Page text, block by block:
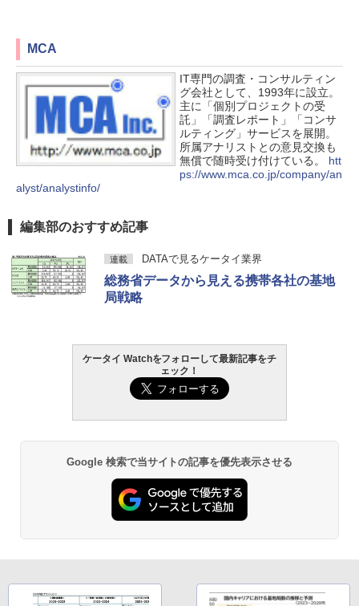
MCA
IT専門の調査・コンサルティン
グ会社として、1993年に設立。
主に「個別プロジェクトの受
託」「調査レポート」「コンサ
ルティング」サービスを展開。
所属アナリストとの意見交換も
無償で随時受け付けている。 htt
ps://www.mca.co.jp/company/an
alyst/analystinfo/
編集部のおすすめ記事
連載 DATAで見るケータイ業界
総務省データから見える携帯各社の基地
局戦略
ケータイ Watchをフォローして最新記事をチ
ェック！
Google 検索で当サイトの記事を優先表示させる